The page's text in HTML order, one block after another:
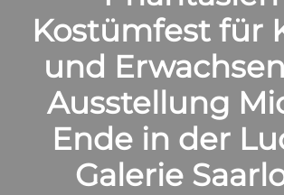
Kostümfest für
und
Ausstellung
Ende in der
Galerie